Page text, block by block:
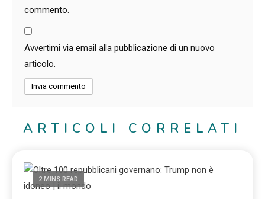
commento.
Avvertimi via email alla pubblicazione di un nuovo
articolo.
ARTICOLI CORRELATI
2 MINS READ